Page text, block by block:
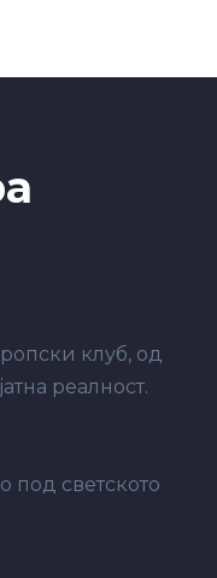
клуб, од
реалност.
под светското